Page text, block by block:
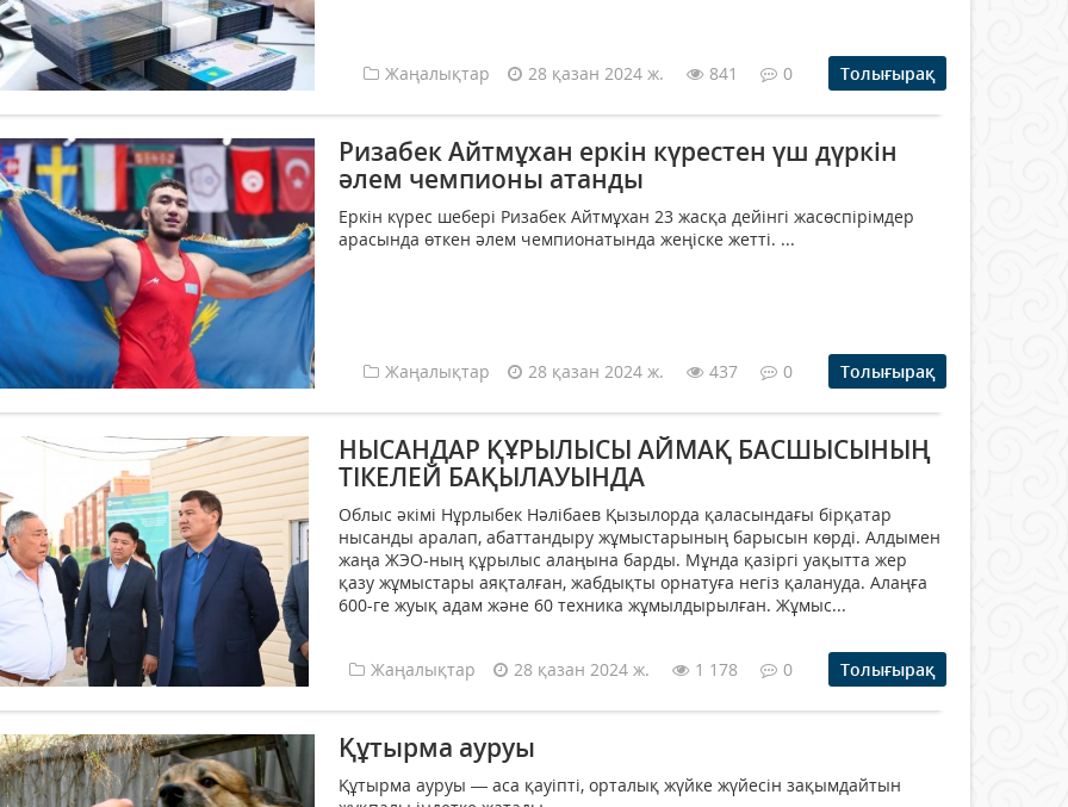
Жаңалықтар 28 қазан 2024 ж. 841 0 Толығырақ
Ризабек Айтмұхан еркін күрестен үш дүркін
әлем чемпионы атанды
Еркін күрес шебері Ризабек Айтмұхан 23 жасқа дейінгі жасөспірімдер
арасында өткен әлем чемпионатында жеңіске жетті. ...
Жаңалықтар 28 қазан 2024 ж. 437 0 Толығырақ
НЫСАНДАР ҚҰРЫЛЫСЫ АЙМАҚ БАСШЫСЫНЫҢ
ТІКЕЛЕЙ БАҚЫЛАУЫНДА
Облыс әкімі Нұрлыбек Нәлібаев Қызылорда қаласындағы бірқатар
нысанды аралап, абаттандыру жұмыстарының барысын көрді. Алдымен
жаңа ЖЭО-ның құрылыс алаңына барды. Мұнда қазіргі уақытта жер
қазу жұмыстары аяқталған, жабдықты орнатуға негіз қалануда. Алаңға
600-ге жуық адам және 60 техника жұмылдырылған. Жұмыс...
Жаңалықтар 28 қазан 2024 ж. 1 178 0 Толығырақ
Құтырма ауруы
Құтырма ауруы — аса қауіпті, орталық жүйке жүйесін зақымдайтын